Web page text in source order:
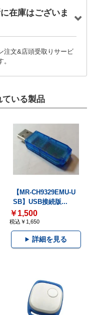
在庫はございま
注文&店頭受取りサービ
ている製品
【MR-CH9329EMU-U
SB】USB接続版...
￥1,500
税込￥1,650
詳細を見る